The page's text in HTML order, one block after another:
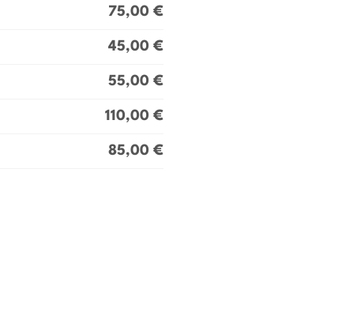
75,00 €
45,00 €
55,00 €
110,00 €
85,00 €